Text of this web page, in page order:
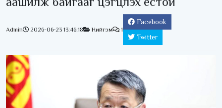
Admin 2026-06-23 13:46:18 Нийгэм 1
Facebook
Twitter